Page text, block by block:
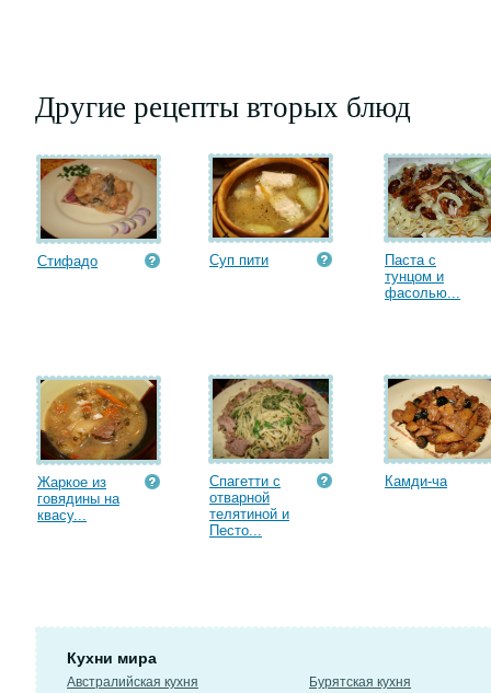
Другие рецепты вторых блюд
Стифадо Суп пити
Паста с
тунцом и
фасолью...
Жаркое из
говядины на
квасу...
Спагетти с
отварной
телятиной и
Песто...
Камди-ча
Кухни мира
Австралийская кухня
Бурятская кухня